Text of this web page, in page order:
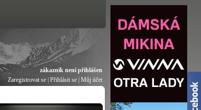
zákazník není přihlášen
Zaregistrovat se| Přihlásit se| Můj účet